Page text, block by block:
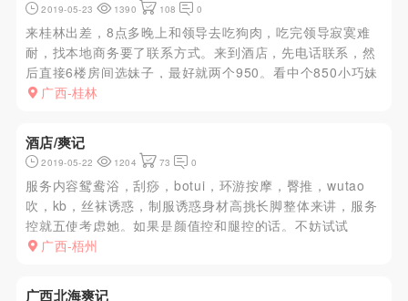
2019-05-23 1390 108 0
来桂林出差，8点多晚上和领导去吃狗肉，吃完领导寂寞难
耐，找本地商务要了联系方式。来到酒店，先电话联系，然
后直接6楼房间选妹子，最好就两个950。看中个850小巧妹
子。跟去开做，不得不提桂林性价比超高，标注流程，东莞
有点略微下垂，...
广西-桂林
酒店/爽记
2019-05-22 1204 73 0
服务内容鸳鸯浴，刮痧，botui，环游按摩，臀推，wutao
吹，kb，丝袜诱惑，制服诱惑身材高挑长脚整体来讲，服务
控就五使考虑她。如果是颜值控和腿控的话。不妨试试
广西-梧州
广西北海爽记